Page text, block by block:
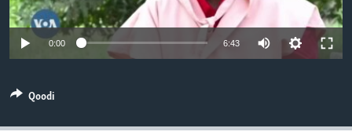
0:00 6:43
Qoodi